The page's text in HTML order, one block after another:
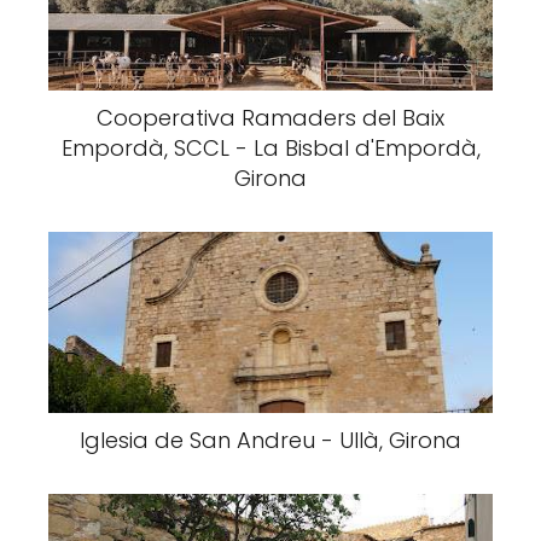
Cooperativa Ramaders del Baix
Empordà, SCCL - La Bisbal d'Empordà,
Girona
Iglesia de San Andreu - Ullà, Girona